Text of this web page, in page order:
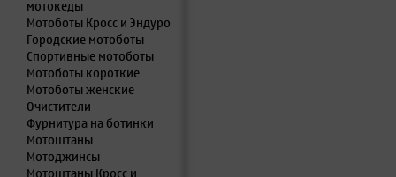
мотокеды
Мотоботы Кросс и Эндуро
Городские мотоботы
Спортивные мотоботы
Мотоботы короткие
Мотоботы женские
Очистители
Фурнитура на ботинки
Мотоштаны
Мотоджинсы